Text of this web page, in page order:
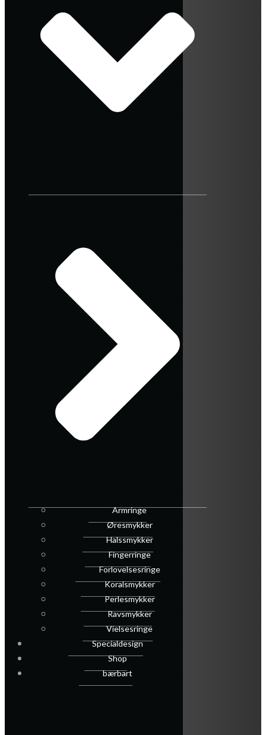
Armringe
Øresmykker
Halssmykker
Fingerringe
Forlovelsesringe
Koralsmykker
Perlesmykker
Ravsmykker
Vielsesringe
Specialdesign
Shop
bærbart